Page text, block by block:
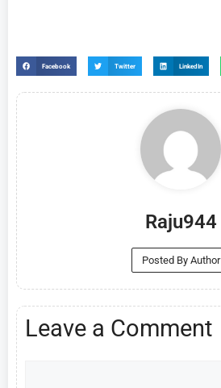
Facebook Twitter LinkedIn
Raju944
Posted By Author
Leave a Comment